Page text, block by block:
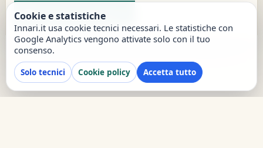
reportSegnala un problema
Cookie e statistiche
Innari.it usa cookie tecnici necessari. Le statistiche con
Google Analytics vengono attivate solo con il tuo
consenso.
Solo tecnici Cookie policy Accetta tutto